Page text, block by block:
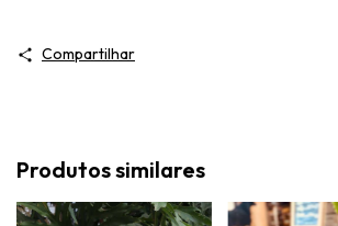
Compartilhar
Produtos similares